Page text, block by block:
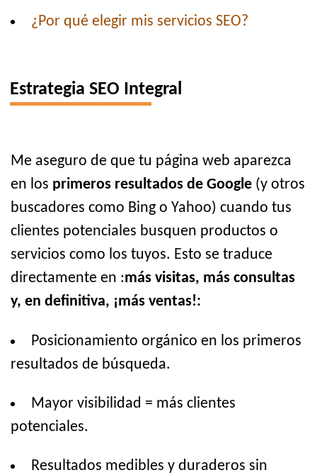
¿Por qué elegir mis servicios SEO?
Estrategia SEO Integral
Me aseguro de que tu página web aparezca
en los primeros resultados de Google (y otros
buscadores como Bing o Yahoo) cuando tus
clientes potenciales busquen productos o
servicios como los tuyos. Esto se traduce
directamente en :más visitas, más consultas
y, en definitiva, ¡más ventas!:
Posicionamiento orgánico en los primeros
resultados de búsqueda.
Mayor visibilidad = más clientes
potenciales.
Resultados medibles y duraderos sin